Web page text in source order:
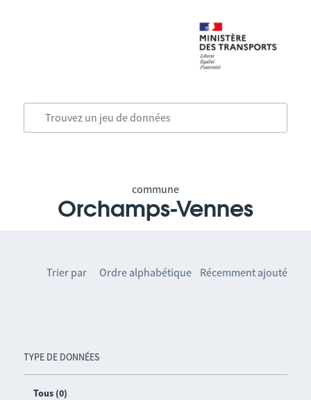
commune
Orchamps-Vennes
TYPE DE DONNÉES
Tous (0)
Trier par Ordre alphabétique Récemment ajouté